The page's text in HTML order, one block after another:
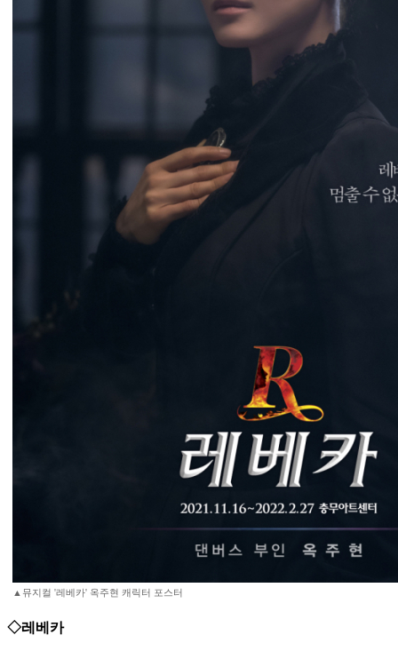
▲뮤지컬 '레베카' 옥주현 캐릭터 포스터
◇레베카